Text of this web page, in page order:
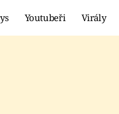
Youtubeři Virály